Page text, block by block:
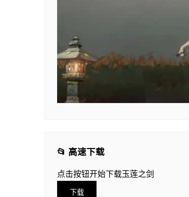
📂 高速下载
点击按钮开始下载玉莲之剑
下载